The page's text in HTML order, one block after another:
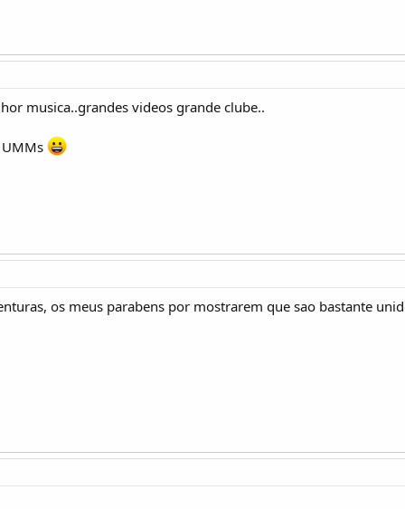
musica..grandes videos grande clube..
os meus parabens por mostrarem que sao bastante